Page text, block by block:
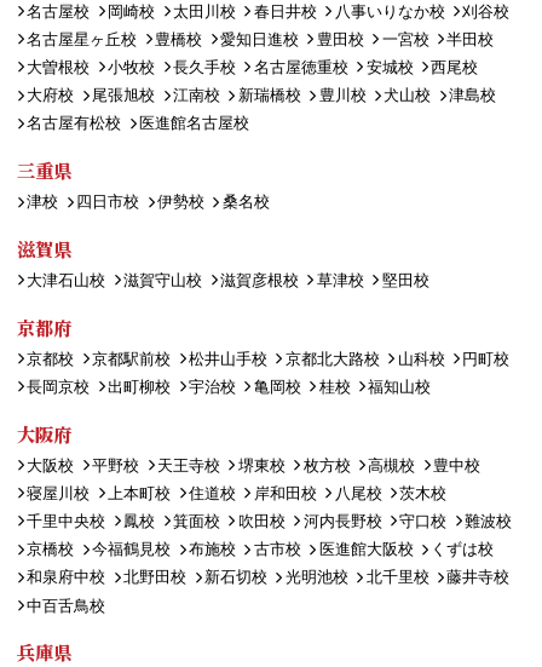
名古屋校 岡崎校 太田川校 春日井校 八事いりなか校
刈谷校
名古屋星ヶ丘校
豊橋校 愛知日進校 豊田校 一宮校
半田校
大曽根校
小牧校 長久手校 名古屋徳重校 安城校
西尾校
大府校
尾張旭校 江南校 新瑞橋校 豊川校 犬山校
津島校
名古屋有松校
医進館名古屋校
三重県
津校 四日市校 伊勢校 桑名校
滋賀県
大津石山校 滋賀守山校 滋賀彦根校 草津校 堅田校
京都府
京都校 京都駅前校 松井山手校 京都北大路校 山科校
円町校
長岡京校
出町柳校 宇治校 亀岡校 桂校 福知山校
大阪府
大阪校 平野校 天王寺校 堺東校 枚方校 高槻校
豊中校
寝屋川校
上本町校 住道校 岸和田校 八尾校
茨木校
千里中央校
鳳校 箕面校 吹田校 河内長野校 守口校
難波校
京橋校
今福鶴見校 布施校 古市校 医進館大阪校
くずは校
和泉府中校
北野田校 新石切校 光明池校 北千里校
藤井寺校
中百舌鳥校
兵庫県